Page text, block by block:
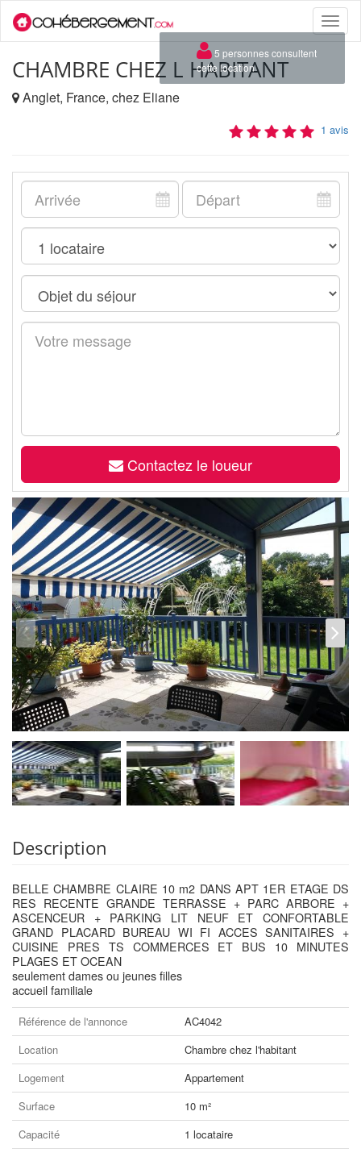
Toggle
CHAMBRE CHEZ L HABITANT
Anglet, France, chez Eliane
1 avis
Contactez le loueur
Description
BELLE CHAMBRE CLAIRE 10 m2 DANS APT 1ER ETAGE DS
RES RECENTE GRANDE TERRASSE + PARC ARBORE +
ASCENCEUR + PARKING LIT NEUF ET CONFORTABLE
GRAND PLACARD BUREAU WI FI ACCES SANITAIRES +
CUISINE PRES TS COMMERCES ET BUS 10 MINUTES
PLAGES ET OCEAN
seulement dames ou jeunes filles
accueil familiale
Référence de l'annonce
AC4042
Location
Chambre chez l'habitant
Logement
Appartement
Surface
10 m²
Capacité
1 locataire
×
5 personnes consultent
cette location